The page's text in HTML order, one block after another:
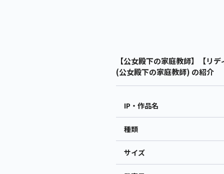
【公女殿下の家庭教師】【リ
(公女殿下の家庭教師) の紹介
IP・作品名
種類
サイズ